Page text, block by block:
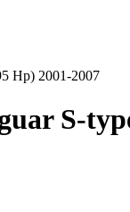
Hp) 2001-2007
S-